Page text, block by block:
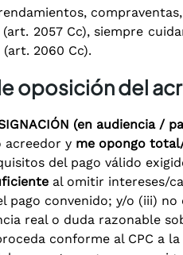
2057 Cc), siempre
2060 Cc).
oposición del
(en audiencia /
acreedor y me opongo
del pago válido
al omitir intereses/
pago convenido; y/o (iii)
real o duda razonable
conforme al CPC a